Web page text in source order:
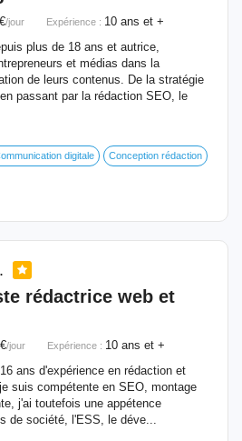
/jour Expérience : 10 ans et +
plus de 18 ans et autrice,
et médias dans la
de leurs contenus. De la stratégie
passant par la rédaction SEO, le
digitale Conception rédaction
rédactrice web et
/jour Expérience : 10 ans et +
ans d'expérience en rédaction et
suis compétente en SEO, montage
j'ai toutefois une appétence
de société, l'ESS, le déve...